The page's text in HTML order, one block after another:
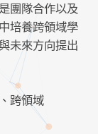
團隊合作以及
培養跨領域學
未來方向提出
跨領域